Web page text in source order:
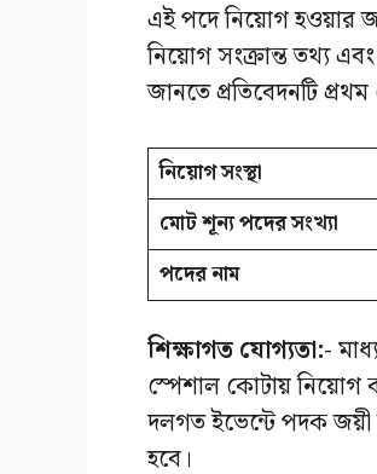
এই পদে নিয়োগ হওয়ার
নিয়োগ সংক্রান্ত তথ্য
জানতে প্রতিবেদনটি
নিয়োগ সংস্থা
মোট শূন্য পদের সংখ্যা
পদের নাম
শিক্ষাগত যোগ্যতা:-
স্পেশাল কোটায় নিয়োগ
দলগত ইভেন্টে পদক জয়ী
হবে।